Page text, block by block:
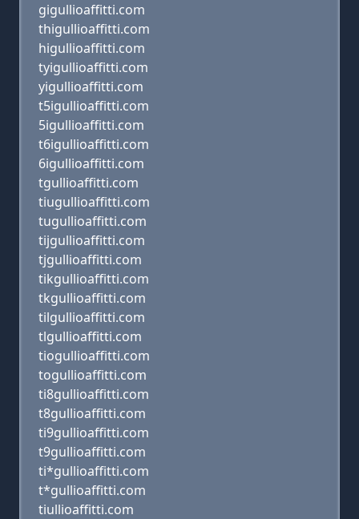
gigullioaffitti.com
thigullioaffitti.com
higullioaffitti.com
tyigullioaffitti.com
yigullioaffitti.com
t5igullioaffitti.com
5igullioaffitti.com
t6igullioaffitti.com
6igullioaffitti.com
tgullioaffitti.com
tiugullioaffitti.com
tugullioaffitti.com
tijgullioaffitti.com
tjgullioaffitti.com
tikgullioaffitti.com
tkgullioaffitti.com
tilgullioaffitti.com
tlgullioaffitti.com
tiogullioaffitti.com
togullioaffitti.com
ti8gullioaffitti.com
t8gullioaffitti.com
ti9gullioaffitti.com
t9gullioaffitti.com
ti*gullioaffitti.com
t*gullioaffitti.com
tiullioaffitti.com